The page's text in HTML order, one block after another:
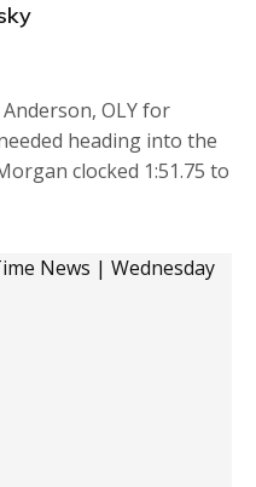
OLY for
heading into the
clocked 1:51.75 to